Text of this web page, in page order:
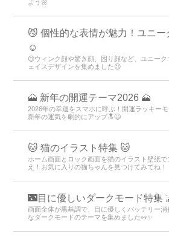
よう🌼
😼 個性的な表情が魅力！ユニ
☺️
😉ウィンク顔や驚き顔、困り顔など、ユニー
ェイスデザインを集めました😉
🗻 新年の開運テーマ2026 🗻
2026年の幸運をスマホに呼ぶ！開運ラッキー
新年の運気を劇的にアップ🔝😆
🐱 猫のイラスト特集 🐱
ホーム画面とロック画面を猫のイラスト壁紙
え！お気に入りの猫ちゃんを見つけてみてね！
🌃目に優しいダークモード特集
画面全体が黒基調で、目に優しくバッテリー
なダークモードのテーマを集めました👀✨